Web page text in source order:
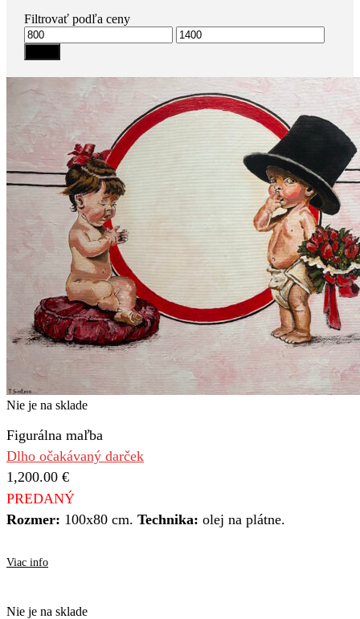
Filtrovať podľa ceny
Minimálna
cena
Maximálna
cena
Nie je na sklade
Figurálna maľba
Dlho očakávaný darček
1,200.00 €
PREDANÝ
Rozmer: 100x80 cm. Technika: olej na plátne.
Viac info
Nie je na sklade